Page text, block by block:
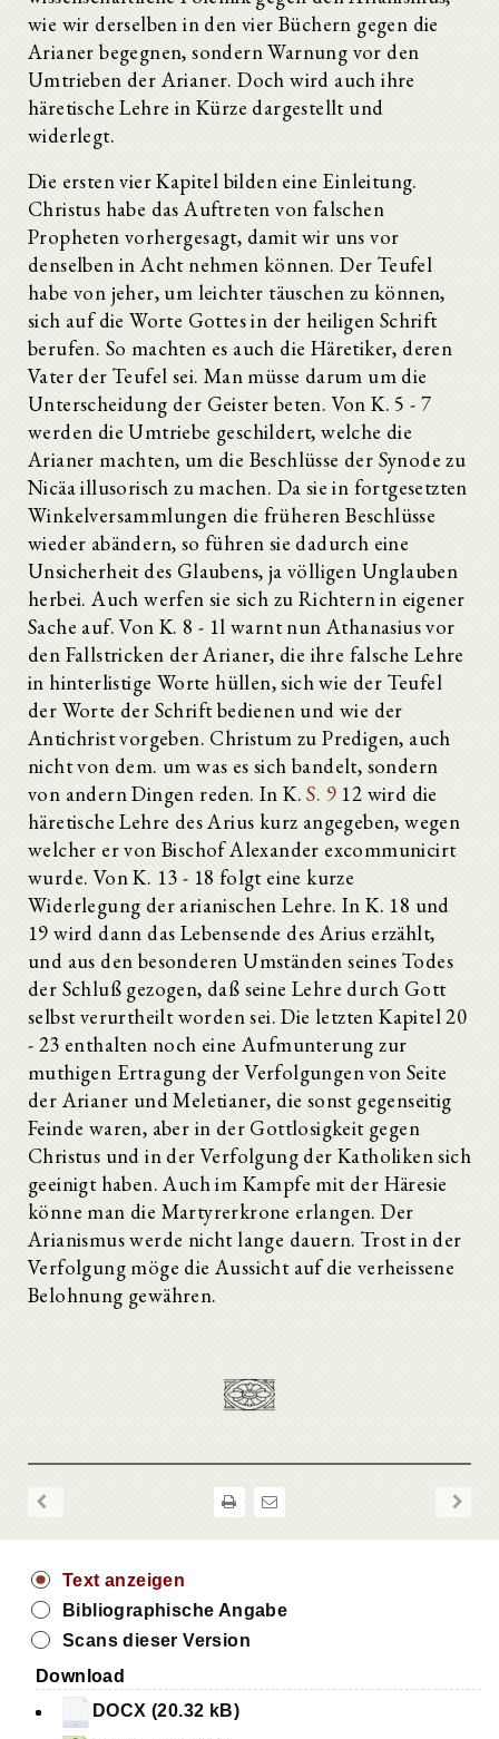
wie wir derselben in den vier Büchern gegen die
Arianer begegnen, sondern Warnung vor den
Umtrieben der Arianer. Doch wird auch ihre
häretische Lehre in Kürze dargestellt und
widerlegt.
Die ersten vier Kapitel bilden eine Einleitung.
Christus habe das Auftreten von falschen
Propheten vorhergesagt, damit wir uns vor
denselben in Acht nehmen können. Der Teufel
habe von jeher, um leichter täuschen zu können,
sich auf die Worte Gottes in der heiligen Schrift
berufen. So machten es auch die Häretiker, deren
Vater der Teufel sei. Man müsse darum um die
Unterscheidung der Geister beten. Von K. 5 - 7
werden die Umtriebe geschildert, welche die
Arianer machten, um die Beschlüsse der Synode zu
Nicäa illusorisch zu machen. Da sie in fortgesetzten
Winkelversammlungen die früheren Beschlüsse
wieder abändern, so führen sie dadurch eine
Unsicherheit des Glaubens, ja völligen Unglauben
herbei. Auch werfen sie sich zu Richtern in eigener
Sache auf. Von K. 8 - 1l warnt nun Athanasius vor
den Fallstricken der Arianer, die ihre falsche Lehre
in hinterlistige Worte hüllen, sich wie der Teufel
der Worte der Schrift bedienen und wie der
Antichrist vorgeben. Christum zu Predigen, auch
nicht von dem. um was es sich bandelt, sondern
von andern Dingen reden. In K.S. 9 12 wird die
häretische Lehre des Arius kurz angegeben, wegen
welcher er von Bischof Alexander excommunicirt
wurde. Von K. 13 - 18 folgt eine kurze
Widerlegung der arianischen Lehre. In K. 18 und
19 wird dann das Lebensende des Arius erzählt,
und aus den besonderen Umständen seines Todes
der Schluß gezogen, daß seine Lehre durch Gott
selbst verurtheilt worden sei. Die letzten Kapitel 20
- 23 enthalten noch eine Aufmunterung zur
muthigen Ertragung der Verfolgungen von Seite
der Arianer und Meletianer, die sonst gegenseitig
Feinde waren, aber in der Gottlosigkeit gegen
Christus und in der Verfolgung der Katholiken sich
geeinigt haben. Auch im Kampfe mit der Häresie
könne man die Martyrerkrone erlangen. Der
Arianismus werde nicht lange dauern. Trost in der
Verfolgung möge die Aussicht auf die verheissene
Belohnung gewähren.
Text anzeigen
Bibliographische Angabe
Scans dieser Version
Download
DOCX (20.32 kB)